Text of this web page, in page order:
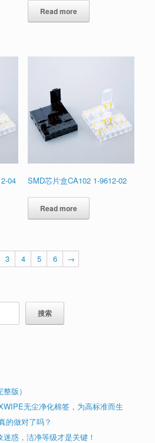
Read more
04 SMD芯片盒CA102 1-9612-02
Read more
3 4 5 6 →
搜索
版）
无尘净化棉签，为高标准而生
的做对了吗？
惑，洁净等级才是关键！